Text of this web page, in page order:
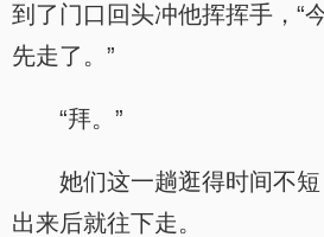
到了门口回头冲他挥挥手，“
先走了。”
“拜。”
她们这一趟逛得时间不
出来后就往下走。